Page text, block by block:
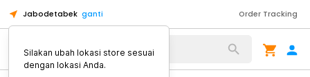
Jabodetabek ganti Order Tracking
Alat Kopi
Silakan ubah lokasi store sesuai
dengan lokasi Anda.